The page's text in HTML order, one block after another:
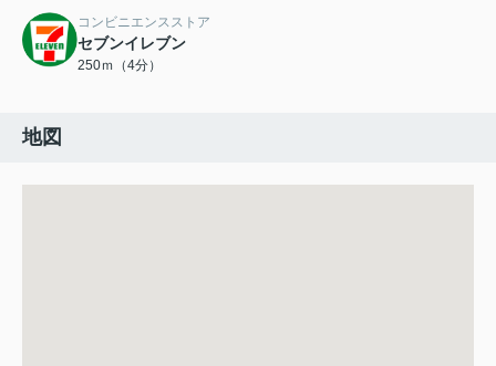
コンビニエンスストア
セブンイレブン
250ｍ（4分）
地図